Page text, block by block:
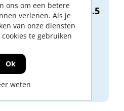
zaagsnede 5.5
1482432
log in
ons om een betere
verlenen. Als je
van onze diensten
te gebruiken
Ok
weten